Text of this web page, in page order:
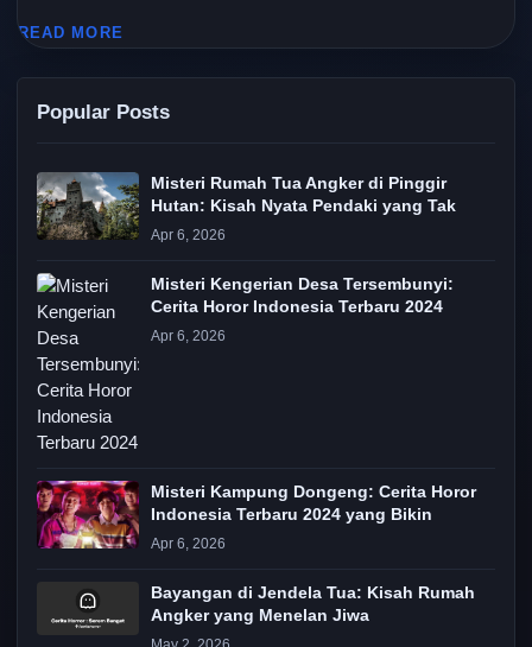
READ MORE
Popular Posts
Misteri Rumah Tua Angker di Pinggir
Hutan: Kisah Nyata Pendaki yang Tak
Apr 6, 2026
Misteri Kengerian Desa Tersembunyi:
Cerita Horor Indonesia Terbaru 2024
Apr 6, 2026
Misteri Kampung Dongeng: Cerita Horor
Indonesia Terbaru 2024 yang Bikin
Apr 6, 2026
Bayangan di Jendela Tua: Kisah Rumah
Angker yang Menelan Jiwa